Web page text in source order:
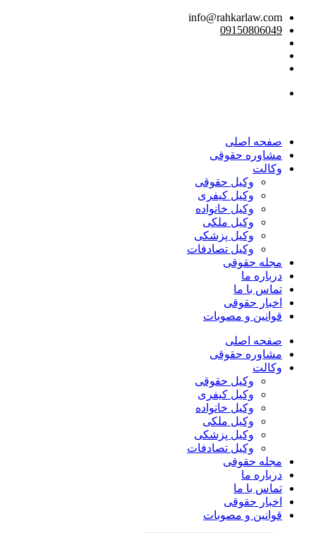
info@rahkarlaw.com
09150806049
صفحه اصلی
مشاوره حقوقی
وکالت
وکیل حقوقی
وکیل کیفری
وکیل خانواده
وکیل ملکی
وکیل پزشکی
وکیل تصادفات
مجله حقوقی
درباره ما
تماس با ما
اخبار حقوقی
قوانین و مصوبات
صفحه اصلی
مشاوره حقوقی
وکالت
وکیل حقوقی
وکیل کیفری
وکیل خانواده
وکیل ملکی
وکیل پزشکی
وکیل تصادفات
مجله حقوقی
درباره ما
تماس با ما
اخبار حقوقی
قوانین و مصوبات